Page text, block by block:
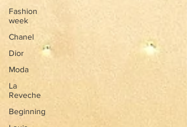
Fashion
week
Chanel
Dior
Moda
La
Reveche
Beginning